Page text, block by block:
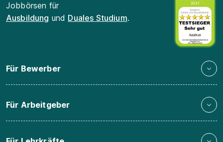
Jobbörsen für
Ausbildung und Duales Studium.
Für Bewerber
Für Arbeitgeber